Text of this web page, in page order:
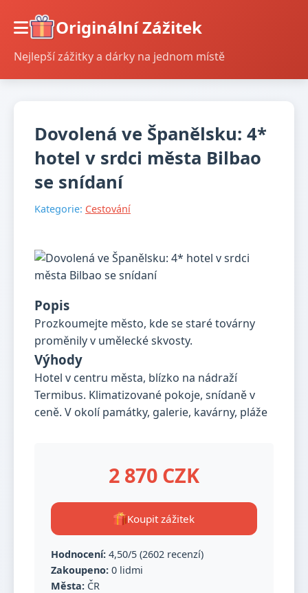
Originální Zážitek
Nejlepší zážitky a dárky na jednom místě
Dovolená ve Španělsku: 4*
hotel v srdci města Bilbao
se snídaní
Kategorie: Cestování
Popis
Prozkoumejte město, kde se staré továrny
proměnily v umělecké skvosty.
Výhody
Hotel v centru města, blízko na nádraží
Termibus. Klimatizované pokoje, snídaně v
ceně. V okolí památky, galerie, kavárny, pláže
2 870 CZK
Koupit zážitek
Hodnocení: 4,50/5 (2602 recenzí)
Zakoupeno: 0 lidmi
Města: ČR